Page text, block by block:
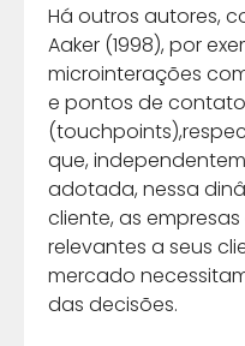
Há outros autores,
Aaker (1998), por
microinterações
e pontos de contato
que,
adotada, nessa
cliente, as
relevantes a seus
mercado
das decisões.